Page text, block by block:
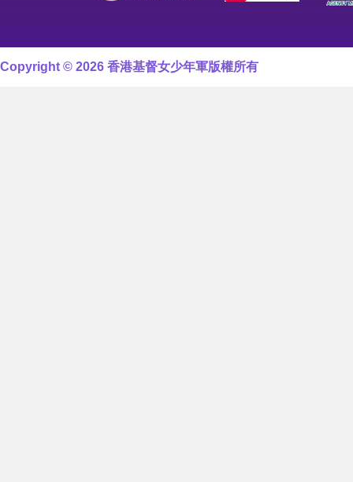
Copyright © 2026 香港基督女少年軍版權所有